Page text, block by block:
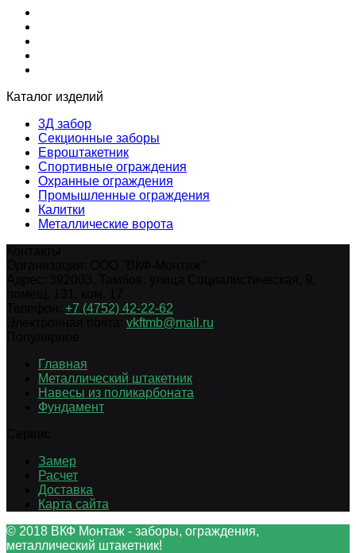
Каталог изделий
3Д забор
Секционные заборы
Евроштакетник
Спортивные ограждения
Охранные ограждения
Промышленные ограждения
Калитки
Металлические ворота
+7 (4752) 42-22-62
vkftmb@mail.ru
Главная
Металлический штакетник
Навесы из поликарбоната
Фундамент
Замер
Расчет
Доставка
Карта сайта
© 2018 ВКФ Монтаж - заборы, ограждения,
металлический штакетник!